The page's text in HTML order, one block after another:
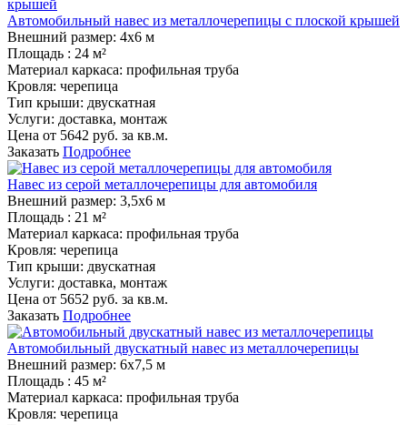
Автомобильный навес из металлочерепицы с плоской крышей
Внешний размер: 4х6 м
Площадь : 24 м²
Материал каркаса: профильная труба
Кровля: черепица
Тип крыши: двускатная
Услуги: доставка, монтаж
Цена от 5642 руб. за кв.м.
Заказать Подробнее
Навес из серой металлочерепицы для автомобиля
Внешний размер: 3,5х6 м
Площадь : 21 м²
Материал каркаса: профильная труба
Кровля: черепица
Тип крыши: двускатная
Услуги: доставка, монтаж
Цена от 5652 руб. за кв.м.
Заказать Подробнее
Автомобильный двускатный навес из металлочерепицы
Внешний размер: 6х7,5 м
Площадь : 45 м²
Материал каркаса: профильная труба
Кровля: черепица